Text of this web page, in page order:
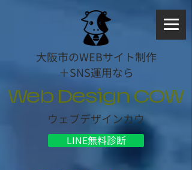
大阪市のWEBサイト制作
＋SNS運用なら
Web Design COW
ウェブデザインカウ
LINE無料診断